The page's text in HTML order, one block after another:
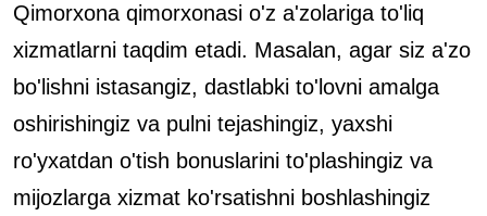
Qimorxona qimorxonasi o'z a'zolariga to'liq
xizmatlarni taqdim etadi. Masalan, agar siz a'zo
bo'lishni istasangiz, dastlabki to'lovni amalga
oshirishingiz va pulni tejashingiz, yaxshi
ro'yxatdan o'tish bonuslarini to'plashingiz va
mijozlarga xizmat ko'rsatishni boshlashingiz